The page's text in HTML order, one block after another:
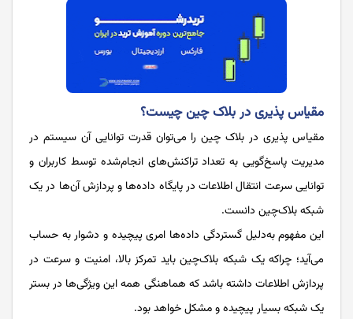
مقیاس پذیری در بلاک چین چیست؟
مقیاس پذیری در بلاک چین را می‌توان قدرت توانایی آن سیستم در
مدیریت پاسخ‌گویی به تعداد تراکنش‌های انجام‌شده توسط کاربران و
توانایی سرعت انتقال اطلاعات در پایگاه داده‌ها و پردازش آن‌ها در یک
شبکه بلاک‌چین دانست.
این مفهوم به‌دلیل گستردگی داده‌ها امری پیچیده و دشوار به حساب
می‌آید؛ چراکه یک شبکه بلاک‌چین باید تمرکز بالا، امنیت و سرعت در
پردازش اطلاعات داشته باشد که هماهنگی همه این ویژگی‌ها در بستر
یک شبکه بسیار پیچیده و مشکل خواهد بود.